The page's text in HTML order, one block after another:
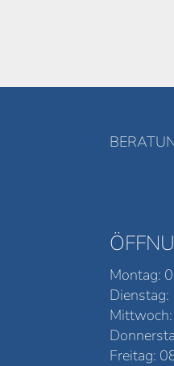
Montag:
Freitag: